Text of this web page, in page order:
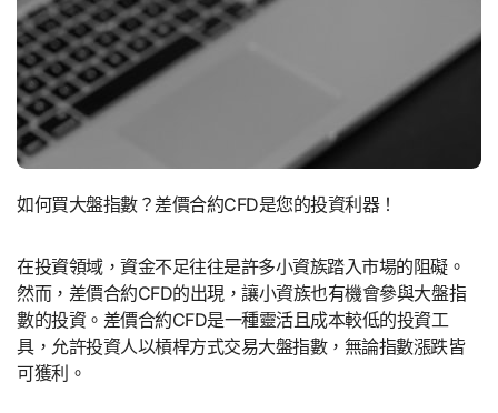
如何買大盤指數？差價合約CFD是您的投資利器！
在投資領域，資金不足往往是許多小資族踏入市場的阻礙。
然而，差價合約CFD的出現，讓小資族也有機會參與大盤指
數的投資。差價合約CFD是一種靈活且成本較低的投資工
具，允許投資人以槓桿方式交易大盤指數，無論指數漲跌皆
可獲利。